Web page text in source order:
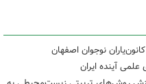
نوجوان اصفهان
آینده ایران